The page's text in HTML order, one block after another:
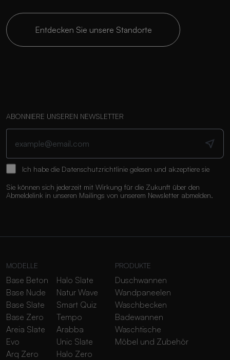
Entdecken Sie unsere Standorte
ABONNIERE UNSEREN NEWSLETTER
Ich habe die Datenschutzrichtlinie gelesen und akzeptiere sie
Sie können sich jederzeit mit Wirkung für die Zukunft über den
Abmeldelink in unseren Mailings von unserem Newsletter abmelden.
MODELLE
Base Beton
Base Nude
Base Slate
Base Zero
Areia Slate
Evo
Arq Zero
Halo Slate
Natur Wave
Smart Quiz
Tempo
Arabba
Unic Slate
Halo Zero
PRODUKTE
Duschwannen
Wandpaneelen
Waschbecken
Badewannen
Waschtische
Möbel und Zubehör